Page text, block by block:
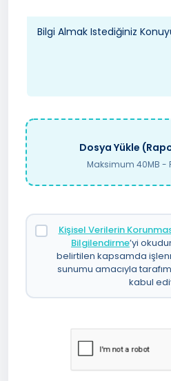
Dosya Yükle
Maksimum 40MB -
Kişisel Verilerin
Bilgilendirme’yi
belirtilen kapsamda
sunumu amacıyla
kabul